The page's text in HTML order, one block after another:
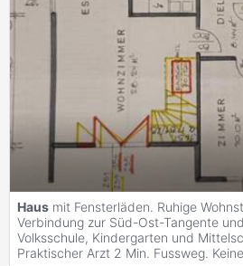
Haus mit Fensterläden. Ruhige
Verbindung zur Süd-Ost-Tangente
Volksschule, Kindergarten und
Praktischer Arzt 2 Min. Fussweg.